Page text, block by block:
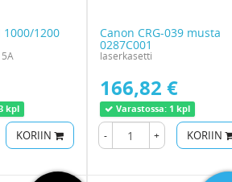
1000/1200
kpl
KORIIN
Canon CRG-039 musta
0287C001
laserkasetti
166,82 €
Varastossa: 1 kpl
- + KORIIN